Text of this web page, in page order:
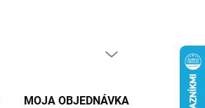
MOJA OBJEDNÁVKA ZNAČKY